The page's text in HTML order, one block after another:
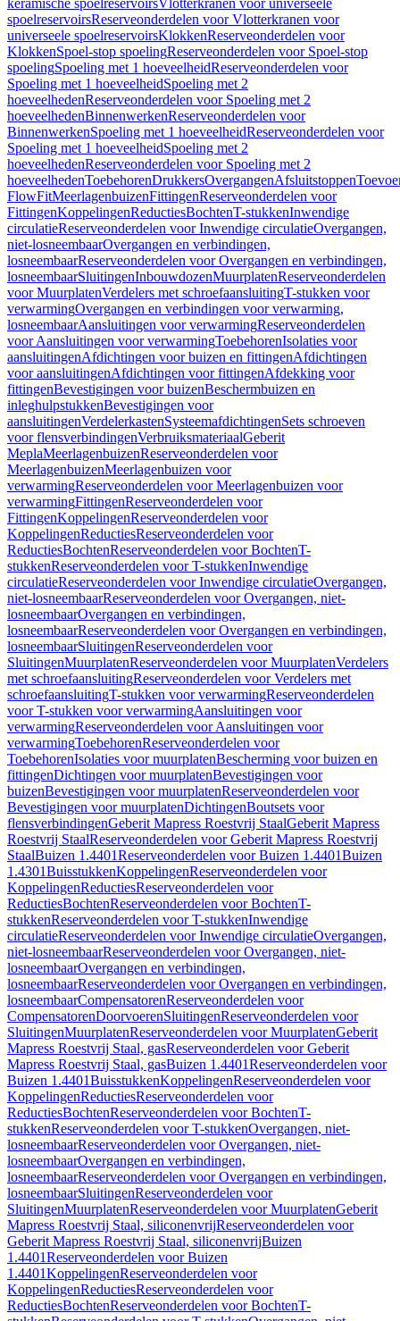
keramische spoelreservoirsVlotterkranen voor universeele
spoelreservoirsReserveonderdelen voor Vlotterkranen voor
universeele spoelreservoirsKlokkenReserveonderdelen voor
KlokkenSpoel-stop spoelingReserveonderdelen voor Spoel-stop
spoelingSpoeling met 1 hoeveelheidReserveonderdelen voor
Spoeling met 1 hoeveelheidSpoeling met 2
hoeveelhedenReserveonderdelen voor Spoeling met 2
hoeveelhedenBinnenwerkenReserveonderdelen voor
BinnenwerkenSpoeling met 1 hoeveelheidReserveonderdelen voor
Spoeling met 1 hoeveelheidSpoeling met 2
hoeveelhedenReserveonderdelen voor Spoeling met 2
hoeveelhedenToebehorenDrukkersOvergangenAfsluitstoppen
FlowFitMeerlagenbuizenFittingenReserveonderdelen voor
FittingenKoppelingenReductiesBochtenT-stukkenInwendige
circulatieReserveonderdelen voor Inwendige circulatieOvergangen,
niet-losneembaarOvergangen en verbindingen,
losneembaarReserveonderdelen voor Overgangen en verbindingen,
losneembaarSluitingenInbouwdozenMuurplatenReserveonderdelen
voor MuurplatenVerdelers met schroefaansluitingT-stukken voor
verwarmingOvergangen en verbindingen voor verwarming,
losneembaarAansluitingen voor verwarmingReserveonderdelen
voor Aansluitingen voor verwarmingToebehorenIsolaties voor
aansluitingenAfdichtingen voor buizen en fittingenAfdichtingen
voor aansluitingenAfdichtingen voor fittingenAfdekking voor
fittingenBevestigingen voor buizenBeschermbuizen en
inleghulpstukkenBevestigingen voor
aansluitingenVerdelerkastenSysteemafdichtingenSets schroeven
voor flensverbindingenVerbruiksmateriaalGeberit
MeplaMeerlagenbuizenReserveonderdelen voor
MeerlagenbuizenMeerlagenbuizen voor
verwarmingReserveonderdelen voor Meerlagenbuizen voor
verwarmingFittingenReserveonderdelen voor
FittingenKoppelingenReserveonderdelen voor
KoppelingenReductiesReserveonderdelen voor
ReductiesBochtenReserveonderdelen voor BochtenT-
stukkenReserveonderdelen voor T-stukkenInwendige
circulatieReserveonderdelen voor Inwendige circulatieOvergangen,
niet-losneembaarReserveonderdelen voor Overgangen, niet-
losneembaarOvergangen en verbindingen,
losneembaarReserveonderdelen voor Overgangen en verbindingen,
losneembaarSluitingenReserveonderdelen voor
SluitingenMuurplatenReserveonderdelen voor MuurplatenVerdelers
met schroefaansluitingReserveonderdelen voor Verdelers met
schroefaansluitingT-stukken voor verwarmingReserveonderdelen
voor T-stukken voor verwarmingAansluitingen voor
verwarmingReserveonderdelen voor Aansluitingen voor
verwarmingToebehorenReserveonderdelen voor
ToebehorenIsolaties voor muurplatenBescherming voor buizen en
fittingenDichtingen voor muurplatenBevestigingen voor
buizenBevestigingen voor muurplatenReserveonderdelen voor
Bevestigingen voor muurplatenDichtingenBoutsets voor
flensverbindingenGeberit Mapress Roestvrij StaalGeberit Mapress
Roestvrij StaalReserveonderdelen voor Geberit Mapress Roestvrij
StaalBuizen 1.4401Reserveonderdelen voor Buizen 1.4401Buizen
1.4301BuisstukkenKoppelingenReserveonderdelen voor
KoppelingenReductiesReserveonderdelen voor
ReductiesBochtenReserveonderdelen voor BochtenT-
stukkenReserveonderdelen voor T-stukkenInwendige
circulatieReserveonderdelen voor Inwendige circulatieOvergangen,
niet-losneembaarReserveonderdelen voor Overgangen, niet-
losneembaarOvergangen en verbindingen,
losneembaarReserveonderdelen voor Overgangen en verbindingen,
losneembaarCompensatorenReserveonderdelen voor
CompensatorenDoorvoerenSluitingenReserveonderdelen voor
SluitingenMuurplatenReserveonderdelen voor MuurplatenGeberit
Mapress Roestvrij Staal, gasReserveonderdelen voor Geberit
Mapress Roestvrij Staal, gasBuizen 1.4401Reserveonderdelen voor
Buizen 1.4401BuisstukkenKoppelingenReserveonderdelen voor
KoppelingenReductiesReserveonderdelen voor
ReductiesBochtenReserveonderdelen voor BochtenT-
stukkenReserveonderdelen voor T-stukkenOvergangen, niet-
losneembaarReserveonderdelen voor Overgangen, niet-
losneembaarOvergangen en verbindingen,
losneembaarReserveonderdelen voor Overgangen en verbindingen,
losneembaarSluitingenReserveonderdelen voor
SluitingenMuurplatenReserveonderdelen voor MuurplatenGeberit
Mapress Roestvrij Staal, siliconenvrijReserveonderdelen voor
Geberit Mapress Roestvrij Staal, siliconenvrijBuizen
1.4401Reserveonderdelen voor Buizen
1.4401KoppelingenReserveonderdelen voor
KoppelingenReductiesReserveonderdelen voor
ReductiesBochtenReserveonderdelen voor BochtenT-